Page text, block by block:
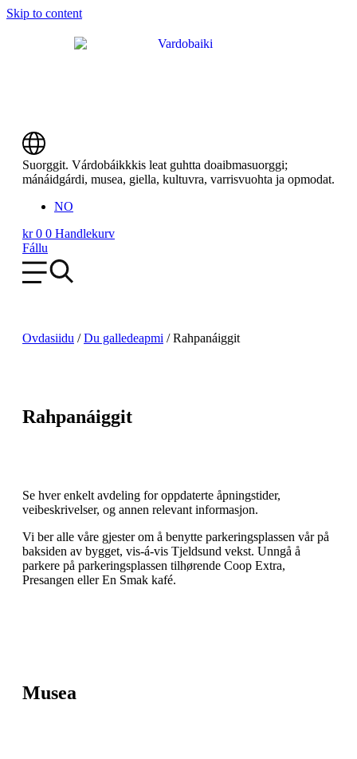
Skip to content
Suorggit. Várdobáikkkis leat guhtta doaibmasuorggi;
mánáidgárdi, musea, giella, kultuvra, varrisvuohta ja opmodat.
NO
kr0 0 Handlekurv
Fállu
Ovdasiidu /Du galledeapmi /Rahpanáiggit
Rahpanáiggit
Se hver enkelt avdeling for oppdaterte åpningstider,
veibeskrivelser, og annen relevant informasjon.
Vi ber alle våre gjester om å benytte parkeringsplassen vår på
baksiden av bygget, vis-á-vis Tjeldsund vekst. Unngå å
parkere på parkeringsplassen tilhørende Coop Extra,
Presangen eller En Smak kafé.
Musea